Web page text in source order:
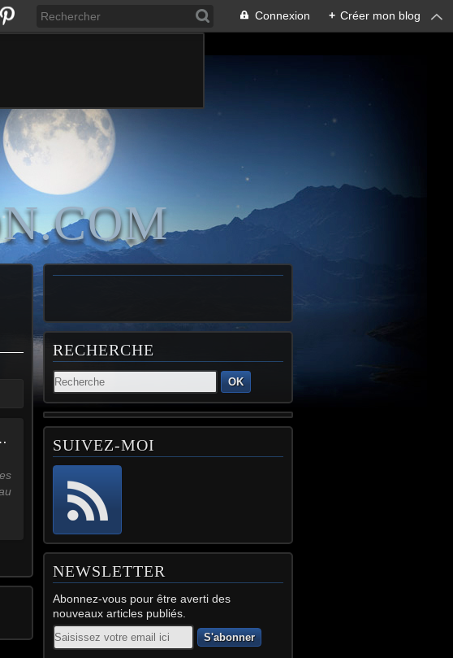
Connexion + Créer mon blog
crochet pour enfants
RECHERCHE
OK
SUIVEZ-MOI
NEWSLETTER
Abonnez-vous pour être averti des
nouveaux articles publiés.
Email